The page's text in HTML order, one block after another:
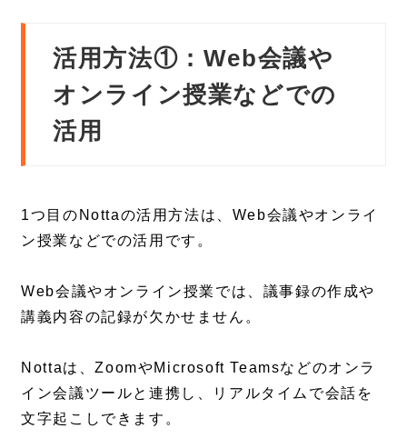
活用方法①：Web会議や
オンライン授業などでの
活用
1つ目のNottaの活用方法は、Web会議やオンライ
ン授業などでの活用です。
Web会議やオンライン授業では、議事録の作成や
講義内容の記録が欠かせません。
Nottaは、ZoomやMicrosoft Teamsなどのオンラ
イン会議ツールと連携し、リアルタイムで会話を
文字起こしできます。